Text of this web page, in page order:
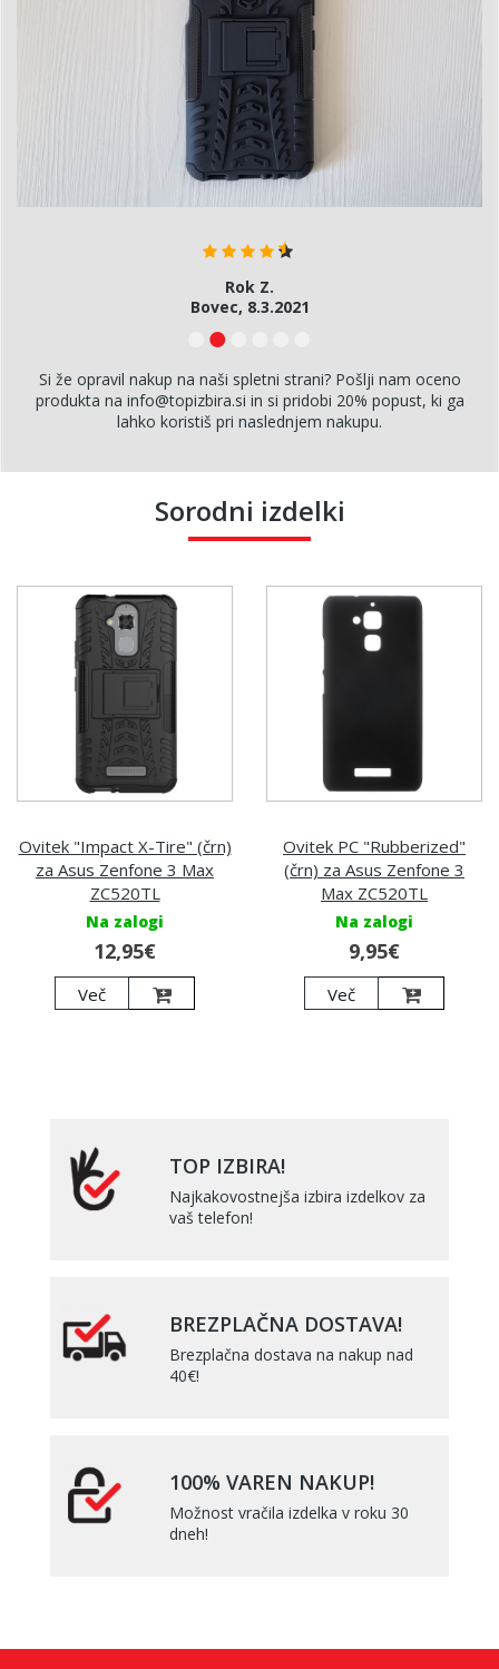
Rok Z.
Bovec, 8.3.2021
Si že opravil nakup na naši spletni strani? Pošlji nam oceno
produkta na info@topizbira.si in si pridobi 20% popust, ki ga
lahko koristiš pri naslednjem nakupu.
Sorodni izdelki
Ovitek "Impact X-Tire" (črn)
za Asus Zenfone 3 Max
ZC520TL
Na zalogi
12,95€
Več
Ovitek PC "Rubberized"
(črn) za Asus Zenfone 3
Max ZC520TL
Na zalogi
9,95€
Več
TOP IZBIRA!
Najkakovostnejša izbira izdelkov za
vaš telefon!
BREZPLAČNA DOSTAVA!
Brezplačna dostava na nakup nad
40€!
100% VAREN NAKUP!
Možnost vračila izdelka v roku 30
dneh!